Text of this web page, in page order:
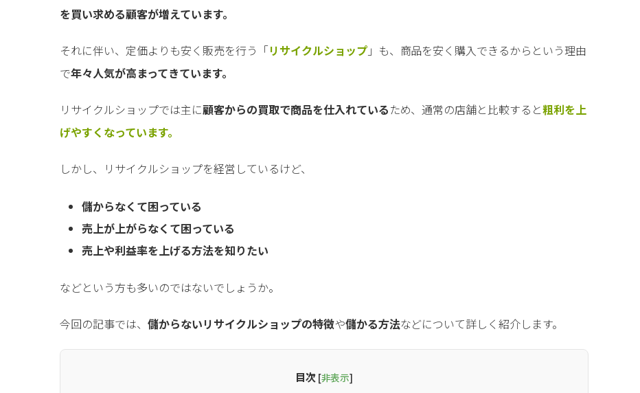
を買い求める顧客が増えています。
それに伴い、定価よりも安く販売を行う「リサイクルショップ」も、商品を安く購入できるからという理由
で年々人気が高まってきています。
リサイクルショップでは主に顧客からの買取で商品を仕入れているため、通常の店舗と比較すると粗利を上
げやすくなっています。
しかし、リサイクルショップを経営しているけど、
儲からなくて困っている
売上が上がらなくて困っている
売上や利益率を上げる方法を知りたい
などという方も多いのではないでしょうか。
今回の記事では、 儲からないリサイクルショップの特徴や儲かる方法などについて詳しく紹介します。
目次 [非表示]